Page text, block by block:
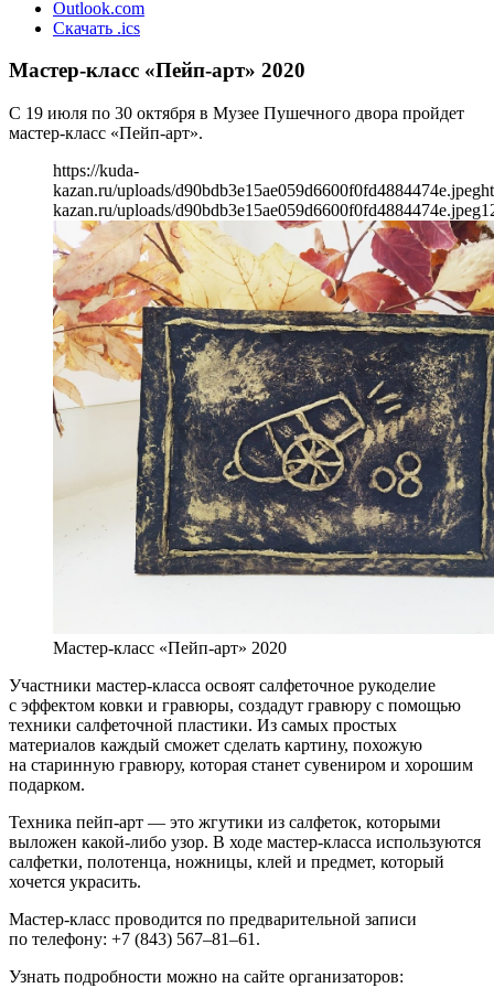
Outlook.com
Скачать .ics
Мастер-класс «Пейп-арт» 2020
С 19 июля по 30 октября в Музее Пушечного двора пройдет
мастер-класс «Пейп-арт».
https://kuda-
kazan.ru/uploads/d90bdb3e15ae059d6600f0fd4884474e.jpeg
kazan.ru/uploads/d90bdb3e15ae059d6600f0fd4884474e.jpeg
Мастер-класс «Пейп-арт» 2020
Участники мастер-класса освоят салфеточное рукоделие
с эффектом ковки и гравюры, создадут гравюру с помощью
техники салфеточной пластики. Из самых простых
материалов каждый сможет сделать картину, похожую
на старинную гравюру, которая станет сувениром и хорошим
подарком.
Техника пейп-арт — это жгутики из салфеток, которыми
выложен какой-либо узор. В ходе мастер-класса используются
салфетки, полотенца, ножницы, клей и предмет, который
хочется украсить.
Мастер-класс проводится по предварительной записи
по телефону: +7 (843) 567–81–61.
Узнать подробности можно на сайте организаторов: